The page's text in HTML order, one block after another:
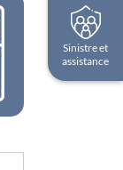
Sinistre et
assistance